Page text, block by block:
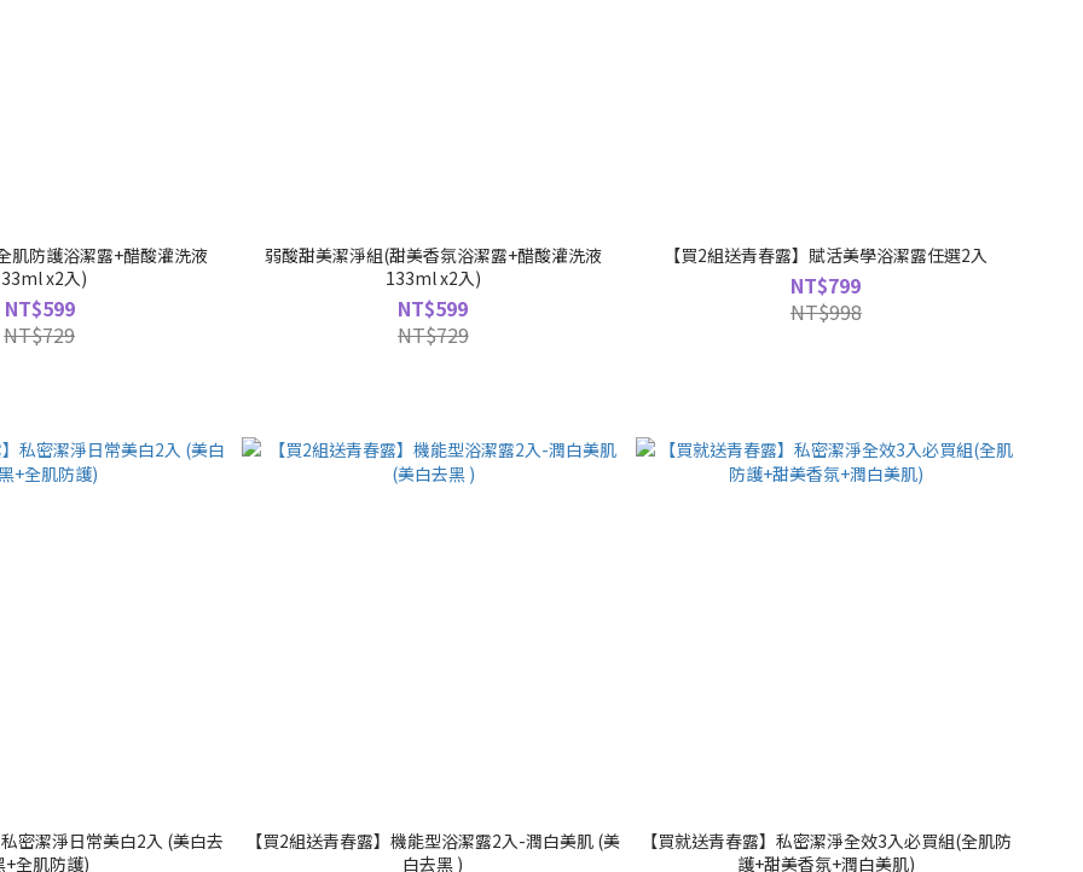
肌防護浴潔露+醋酸灌洗液
x2入)
NT$599
NT$729
弱酸甜美潔淨組(甜美香氛浴潔露+醋酸灌洗液
133ml x2入)
NT$599
NT$729
【買2組送青春露】賦活美學浴潔露任選2入
NT$799
NT$998
密潔淨日常美白2入 (美白去
+全肌防護)
【買2組送青春露】機能型浴潔露2入-潤白美肌 (美
白去黑 )
【買就送青春露】私密潔淨全效3入必買組(全肌防
護+甜美香氛+潤白美肌)